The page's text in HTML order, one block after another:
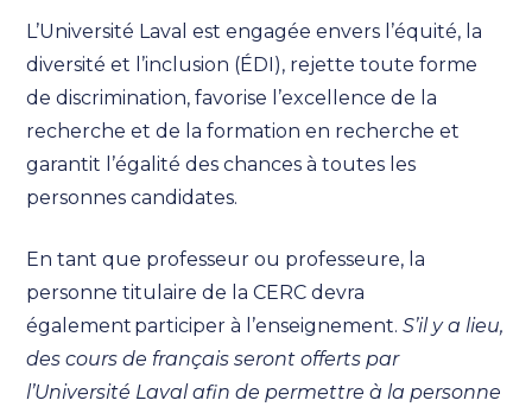
L’Université Laval est engagée envers l’équité, la
diversité et l’inclusion (ÉDI), rejette toute forme
de discrimination, favorise l’excellence de la
recherche et de la formation en recherche et
garantit l’égalité des chances à toutes les
personnes candidates.
En tant que professeur ou professeure, la
personne titulaire de la CERC devra
également participer à l’enseignement.S’il y a lieu,
des cours de français seront offerts par
l’Université Laval afin de permettre à la personne